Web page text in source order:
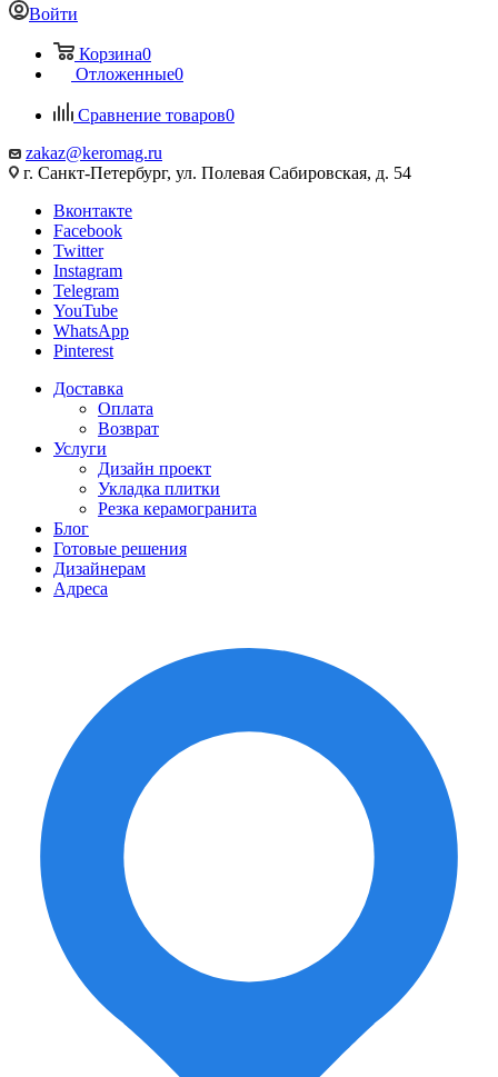
Войти
Корзина0
Отложенные0
Сравнение товаров0
zakaz@keromag.ru
г. Санкт-Петербург, ул. Полевая Сабировская, д. 54
Вконтакте
Facebook
Twitter
Instagram
Telegram
YouTube
WhatsApp
Pinterest
Доставка
Оплата
Возврат
Услуги
Дизайн проект
Укладка плитки
Резка керамогранита
Блог
Готовые решения
Дизайнерам
Адреса